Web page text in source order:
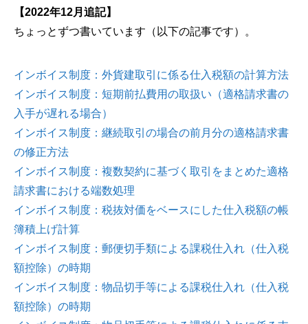
【2022年12月追記】
ちょっとずつ書いています（以下の記事です）。
インボイス制度：外貨建取引に係る仕入税額の計算方法
インボイス制度：短期前払費用の取扱い（適格請求書の
入手が遅れる場合）
インボイス制度：継続取引の場合の前月分の適格請求書
の修正方法
インボイス制度：複数契約に基づく取引をまとめた適格
請求書における端数処理
インボイス制度：税抜対価をベースにした仕入税額の帳
簿積上げ計算
インボイス制度：郵便切手類による課税仕入れ（仕入税
額控除）の時期
インボイス制度：物品切手等による課税仕入れ（仕入税
額控除）の時期